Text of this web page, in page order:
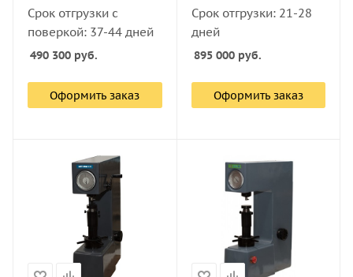
Срок отгрузки с
поверкой: 37-44 дней
490 300 руб.
Оформить заказ
Срок отгрузки: 21-28
дней
895 000руб.
Оформить заказ